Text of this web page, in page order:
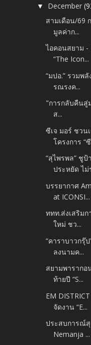
▼ December
สามเดือน/69
มูลค่าก...
ไอคอนสยาม -​
“The Icon...
“มปอ.” รวมพ
รณรงค...
"การกลับคืนสู่
ส...
ซีเจ มอร์ ชวน
โครงการ “ซี
“สุไพรพล” ชู
ประหยัด ไม่
บรรยากาศ
at ICONSI...
ททท.ส่งเสริม
ใหม่​ ชว...
“คาราบาวกรุ๊
ลงนามค...
สยามพาราก
ท้ายปี “S...
EM
จัดงาน “E...
ประสบการณ์
Nemanja ...